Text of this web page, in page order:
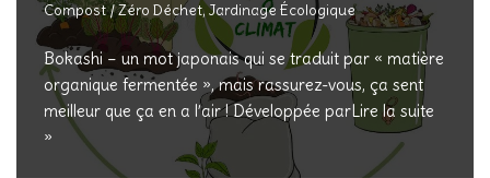
Compost / Zéro Déchet, Jardinage Écologique
Bokashi – un mot japonais qui se traduit par « matière
organique fermentée », mais rassurez-vous, ça sent
meilleur que ça en a l’air ! Développée parLire la suite
»